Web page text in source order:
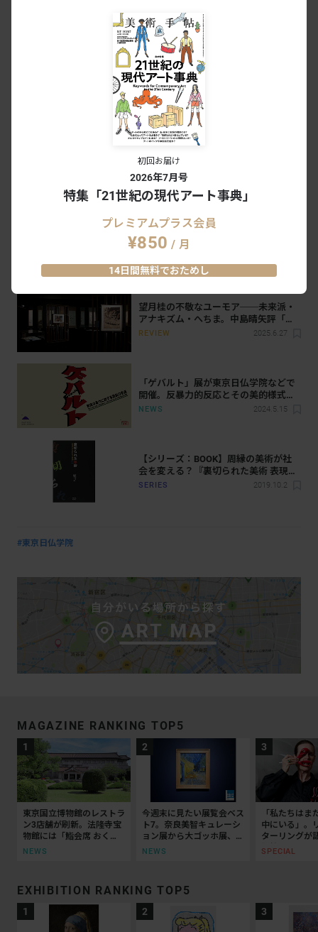
［ARTIST IN FOCUS］MES×小宮りさ
麻吏奈：領域横断的な活動を通じ、目
の前にある「隔たり」に抗い続ける
SERIES
「芸術未来研究場展」（東京藝術大学
大学美術館）レポート。藝大が挑む“ア
ートの社会実装”とは
NEWS
地域レビュー（東京）：齋木優城評
「小宮りさ麻吏奈 CLEAN LIFE クリー
る」、「チェン・チンヤオ 戦場の
女」
望月桂の不敬なユーモア──未来派・
アナキズム・へちま。中島晴矢評「望
月桂 自由を扶くひと」展
REVIEW 2025.6.27
「ゲバルト」展が東京日仏学院などで
開催。反暴力的反応とその美的様式を
探る
NEWS 2024.5.15
【シリーズ：BOOK】周縁の美術が社
会を変える？『裏切られた美術 表現者
たちの転向と挫折 1910-1960』
SERIES 2019.10.2
#東京日仏学院
MAGAZINE RANKING TOP5
東京国立博物館のレストラ
ン3店舗が刷新。法隆寺宝
物館には「鮨会席 おく
乃」がオープン
NEWS
今週末に見たい展覧会ベス
ト7。奈良美智キュレーシ
ョン展から大ゴッホ展、ボ
ッティチェリまで
NEWS
「私たちはま
中にいる」。
ターリングが
抵抗の50年
SPECIAL
EXHIBITION RANKING TOP5
初回お届け
2026年7月号
特集「21世紀の現代アート事典」
プレミアムプラス会員
¥850 / 月
14日間無料でおためし